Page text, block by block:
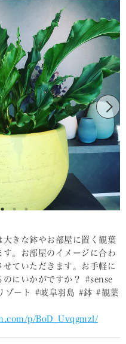
大きな鉢やお部屋に置く観葉
。お部屋のイメージに合わ
ていただきます。お手軽に
のにいかがですか？ #sense
ゾート #岐阜羽島 #鉢 #観葉
p/BoD_Uvqgmzl/